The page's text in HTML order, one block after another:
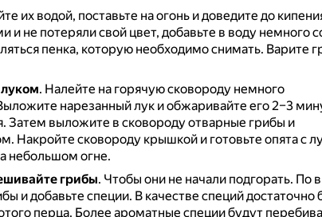
их водой, поставьте на огонь и доведите до
и не потеряли свой цвет, добавьте в воду немного
пенка, которую необходимо снимать. Варите
. Налейте на горячую сковороду немного
нарезанный лук и обжаривайте его 2–3
Затем выложите в сковороду отварные грибы и
Накройте сковороду крышкой и готовьте опята с
небольшом огне.
грибы. Чтобы они не начали подгорать. По
и добавьте специи. В качестве специй достаточно
перца. Более ароматные специи будут